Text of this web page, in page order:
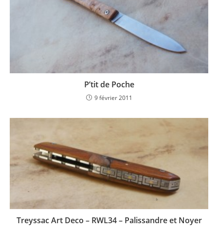
P’tit de Poche
9 février 2011
Treyssac Art Deco – RWL34 – Palissandre et Noyer